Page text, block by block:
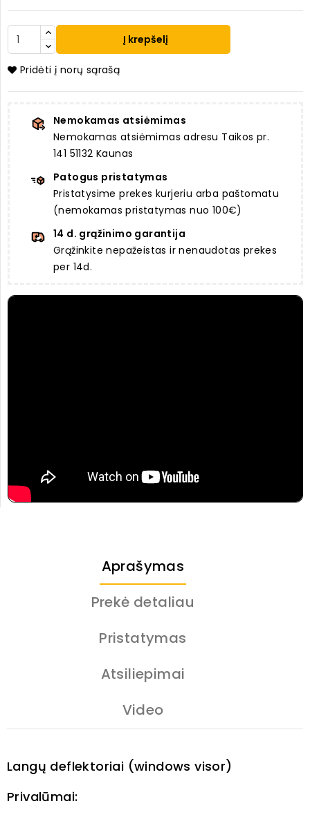
Į krepšelį
Pridėti į norų sąrašą
Nemokamas atsiėmimas
Nemokamas atsiėmimas adresu Taikos pr.
141 51132 Kaunas
Patogus pristatymas
Pristatysime prekes kurjeriu arba paštomatu
(nemokamas pristatymas nuo 100€)
14 d. grąžinimo garantija
Grąžinkite nepažeistas ir nenaudotas prekes
per 14d.
Aprašymas
Prekė detaliau
Pristatymas
Atsiliepimai
Video
Langų deflektoriai (windows visor)
Privalūmai: